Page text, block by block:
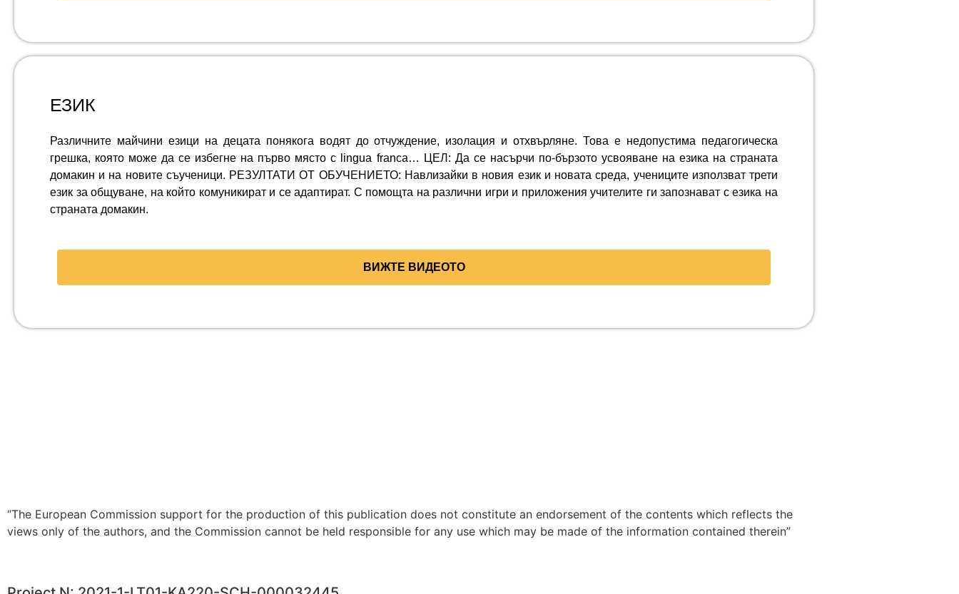
ЕЗИК
Различните майчини езици на децата понякога водят до отчуждение, изолация и отхвърляне. Това е недопустима педагогическа
грешка, която може да се избегне на първо място с lingua franca… ЦЕЛ: Да се насърчи по-бързото усвояване на езика на страната
домакин и на новите съученици. РЕЗУЛТАТИ ОТ ОБУЧЕНИЕТО: Навлизайки в новия език и новата среда, учениците използват трети
език за общуване, на който комуникират и се адаптират. С помощта на различни игри и приложения учителите ги запознават с езика на
страната домакин.
ВИЖТЕ ВИДЕОТО
“The European Commission support for the production of this publication does not constitute an endorsement of the contents which reflects the
views only of the authors, and the Commission cannot be held responsible for any use which may be made of the information contained therein”